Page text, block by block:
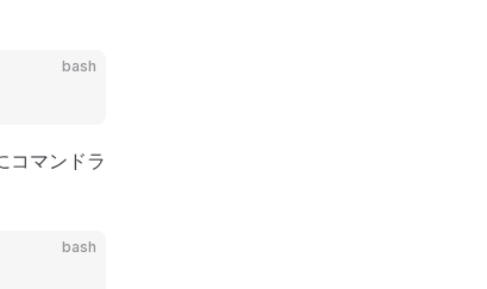
bash
コマンドラ
bash